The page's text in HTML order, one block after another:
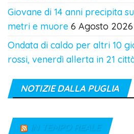
Giovane di 14 anni precipita
metri e muore 6 Agosto 2026
Ondata di caldo per altri 10
rossi, venerdì allerta in 21
NOTIZIE DALLA PUGLIA
IN TEMPO REALE